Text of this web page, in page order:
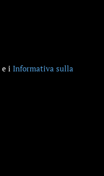
e i Informativa sulla